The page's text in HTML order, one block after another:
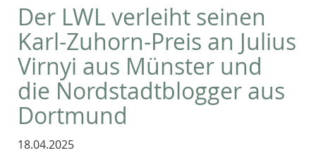
Der LWL verleiht seinen
Karl-Zuhorn-Preis an Julius
Virnyi aus Münster und
die Nordstadtblogger aus
Dortmund
18.04.2025